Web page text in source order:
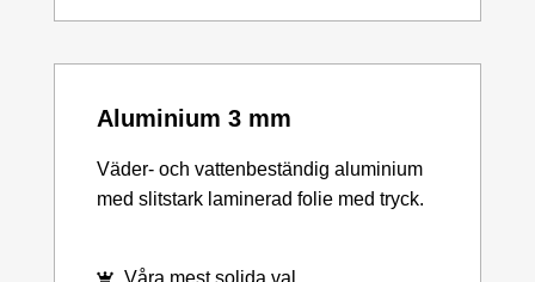
Aluminium 3 mm
Väder- och vattenbeständig aluminium
med slitstark laminerad folie med tryck.
Våra mest solida val